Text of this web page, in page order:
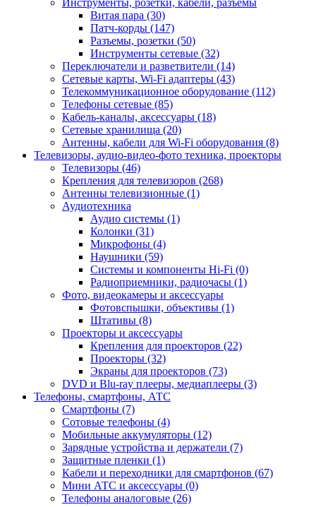
Инструменты, розетки, кабели, разъемы
Витая пара (30)
Патч-корды (147)
Разъемы, розетки (50)
Инструменты сетевые (32)
Переключатели и разветвители (14)
Сетевые карты, Wi-Fi адаптеры (43)
Телекоммуникационное оборудование (112)
Телефоны сетевые (85)
Кабель-каналы, аксессуары (18)
Сетевые хранилища (20)
Антенны, кабели для Wi-Fi оборудования (8)
Телевизоры, аудио-видео-фото техника, проекторы
Телевизоры (46)
Крепления для телевизоров (268)
Антенны телевизионные (1)
Аудиотехника
Аудио системы (1)
Колонки (31)
Микрофоны (4)
Наушники (59)
Системы и компоненты Hi-Fi (0)
Радиоприемники, радиочасы (1)
Фото, видеокамеры и аксессуары
Фотовспышки, объективы (1)
Штативы (8)
Проекторы и аксессуары
Крепления для проекторов (22)
Проекторы (32)
Экраны для проекторов (73)
DVD и Blu-ray плееры, медиаплееры (3)
Телефоны, смартфоны, АТС
Смартфоны (7)
Сотовые телефоны (4)
Мобильные аккумуляторы (12)
Зарядные устройства и держатели (7)
Защитные пленки (1)
Кабели и переходники для смартфонов (67)
Мини АТС и аксессуары (0)
Телефоны аналоговые (26)